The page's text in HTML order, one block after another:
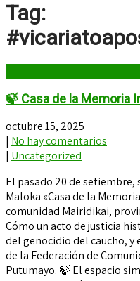
Tag:
🍃 Casa de la Memoria
octubre 15, 2025
| No hay comentarios
| Uncategorized
El pasado 20 de
Maloka «Casa de la
comunidad Mairidikai,
Cómo un acto de justicia
del genocidio del caucho,
de la Federación de
Putumayo. 🍃 El espacio